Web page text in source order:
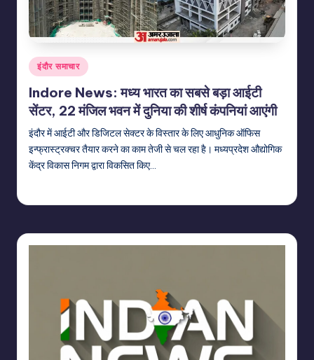
Posted
in
इंदौर समाचार
Indore News: मध्य भारत का सबसे बड़ा आईटी
सेंटर, 22 मंजिल भवन में दुनिया की शीर्ष कंपनियां आएंगी
इंदौर में आईटी और डिजिटल सेक्टर के विस्तार के लिए आधुनिक ऑफिस
इन्फ्रास्ट्रक्चर तैयार करने का काम तेजी से चल रहा है। मध्यप्रदेश औद्योगिक
केंद्र विकास निगम द्वारा विकसित किए…